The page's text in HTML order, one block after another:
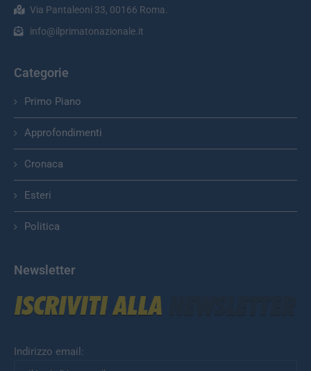
Via Pantaleoni 33, 00166 Roma.
info@ilprimatonazionale.it
Categorie
Primo Piano
Approfondimenti
Cronaca
Esteri
Politica
Newsletter
Indirizzo email: